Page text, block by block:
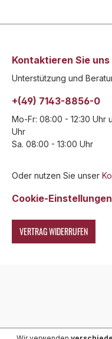
Kontaktieren Sie uns
Unterstützung und
+(49) 7143-8856-0
Mo-Fr: 08:00 - 12:30 Uhr
Uhr
Sa. 08:00 - 13:00 Uhr
Oder nutzen Sie unser
Cookie-Einstellungen
VERTRAG WIDERRUFEN